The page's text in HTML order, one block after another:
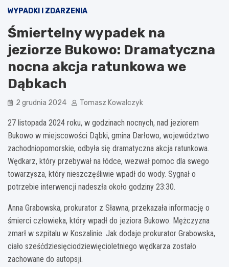
WYPADKI I ZDARZENIA
Śmiertelny wypadek na
jeziorze Bukowo: Dramatyczna
nocna akcja ratunkowa we
Dąbkach
2 grudnia 2024 Tomasz Kowalczyk
27 listopada 2024 roku, w godzinach nocnych, nad jeziorem
Bukowo w miejscowości Dąbki, gmina Darłowo, województwo
zachodniopomorskie, odbyła się dramatyczna akcja ratunkowa.
Wędkarz, który przebywał na łódce, wezwał pomoc dla swego
towarzysza, który nieszczęśliwie wpadł do wody. Sygnał o
potrzebie interwencji nadeszła około godziny 23:30.
Anna Grabowska, prokurator z Sławna, przekazała informację o
śmierci człowieka, który wpadł do jeziora Bukowo. Mężczyzna
zmarł w szpitalu w Koszalinie. Jak dodaje prokurator Grabowska,
ciało sześćdziesięciodziewięcioletniego wędkarza zostało
zachowane do autopsji.